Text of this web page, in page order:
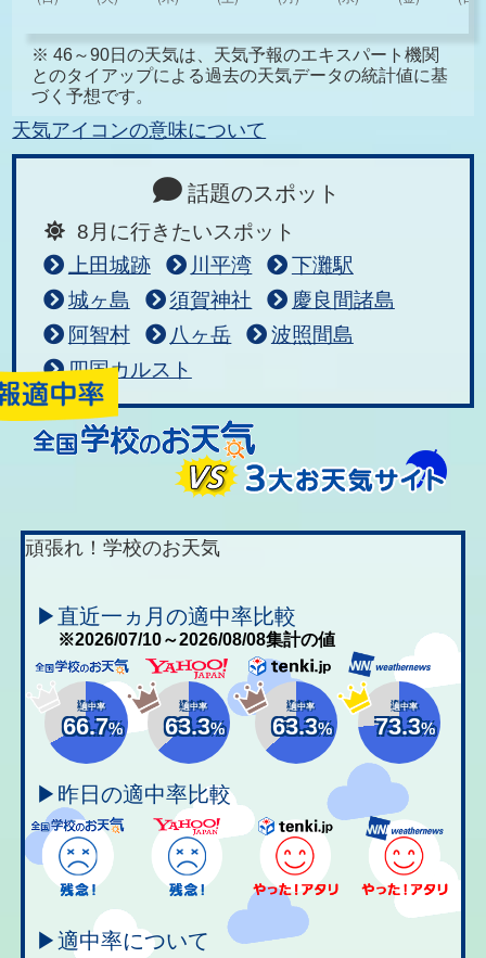
※ 46～90日の天気は、天気予報のエキスパート機関
とのタイアップによる過去の天気データの統計値に基
づく予想です。
天気アイコンの意味について
話題のスポット
8月に行きたいスポット
上田城跡
川平湾
下灘駅
城ヶ島
須賀神社
慶良間諸島
阿智村
八ヶ岳
波照間島
四国カルスト
頑張れ！学校のお天気
▶直近一ヵ月の適中率比較
※2026/07/10～2026/08/08集計の値
適中率
66.7%
適中率
63.3%
適中率
63.3%
適中率
73.3%
▶昨日の適中率比較
▶適中率について